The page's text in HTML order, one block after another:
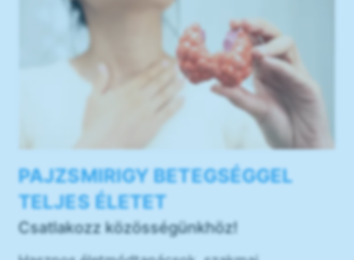
PAJZSMIRIGY BETEGSÉGGEL
TELJES ÉLETET
Csatlakozz közösségünkhöz!